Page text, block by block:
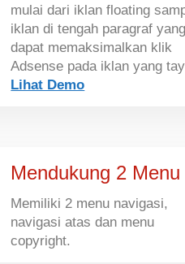
mulai dari iklan floating
iklan di tengah paragraf
dapat memaksimalkan klik
Adsense pada iklan yang
Lihat Demo
Mendukung 2 Menu
Memiliki 2 menu navigasi,
navigasi atas dan menu
copyright.